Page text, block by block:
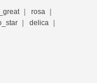
rosa
delica